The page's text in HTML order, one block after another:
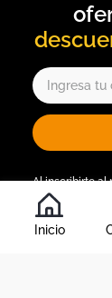
Inicio
Al inscribirte al
condiciones
,